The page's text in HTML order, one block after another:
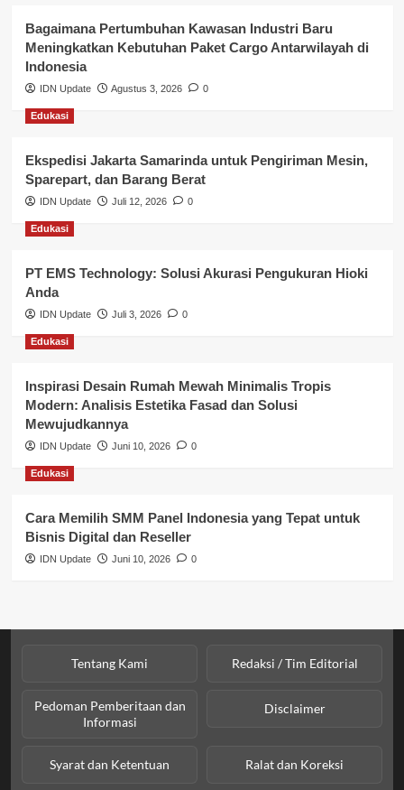
Kesehatan
Keuangan
Lalu Lintas
Layanan Publik Kabupaten Banyuasin
Nasional
Pemerintahan
Pendidikan
Perbankan & Keuangan
Perpajakan & Keuangan
Profil Wilayah Banyuasin
Sosial & Budaya
Sosial & Kesejahteraan
Bagaimana Pertumbuhan Kawasan Industri Baru
Meningkatkan Kebutuhan Paket Cargo Antarwilayah di
Indonesia
IDN Update Agustus 3, 2026 0
Edukasi
Ekspedisi Jakarta Samarinda untuk Pengiriman Mesin,
Sparepart, dan Barang Berat
IDN Update Juli 12, 2026 0
Edukasi
PT EMS Technology: Solusi Akurasi Pengukuran Hioki
Anda
IDN Update Juli 3, 2026 0
Edukasi
Inspirasi Desain Rumah Mewah Minimalis Tropis
Modern: Analisis Estetika Fasad dan Solusi
Mewujudkannya
IDN Update Juni 10, 2026 0
Edukasi
Cara Memilih SMM Panel Indonesia yang Tepat untuk
Bisnis Digital dan Reseller
IDN Update Juni 10, 2026 0
Tentang Kami Redaksi / Tim Editorial
Pedoman Pemberitaan dan
Informasi
Disclaimer
Syarat dan Ketentuan Ralat dan Koreksi